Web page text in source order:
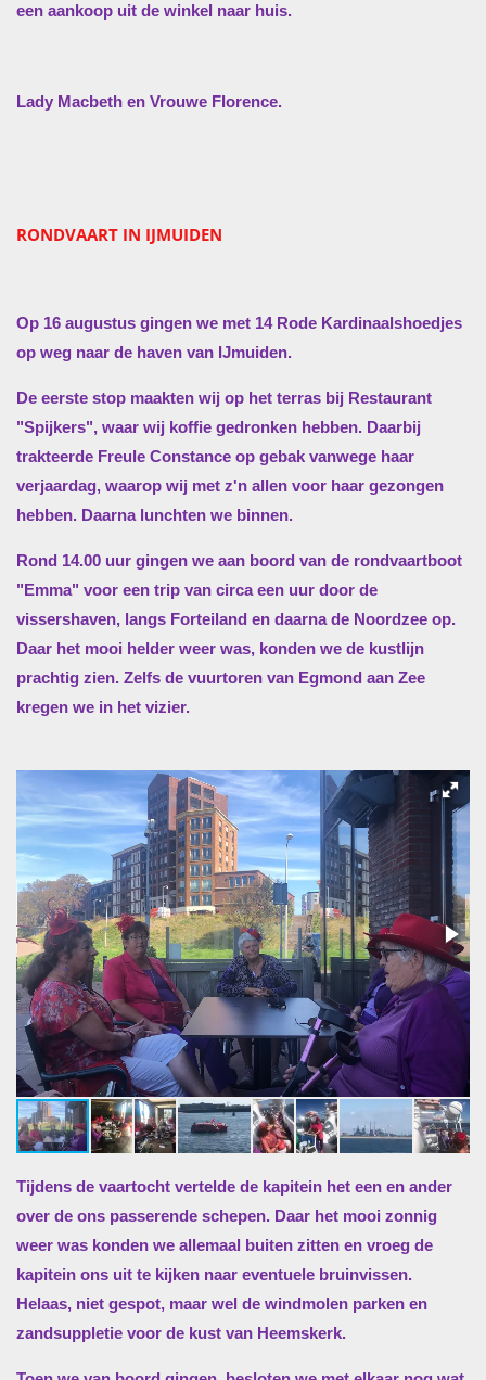
een aankoop uit de winkel naar huis.
Lady Macbeth en Vrouwe Florence.
RONDVAART IN IJMUIDEN
Op 16 augustus gingen we met 14 Rode Kardinaalshoedjes
op weg naar de haven van IJmuiden.
De eerste stop maakten wij op het terras bij Restaurant
"Spijkers", waar wij koffie gedronken hebben. Daarbij
trakteerde Freule Constance op gebak vanwege haar
verjaardag, waarop wij met z'n allen voor haar gezongen
hebben. Daarna lunchten we binnen.
Rond 14.00 uur gingen we aan boord van de rondvaartboot
"Emma" voor een trip van circa een uur door de
vissershaven, langs Forteiland en daarna de Noordzee op.
Daar het mooi helder weer was, konden we de kustlijn
prachtig zien. Zelfs de vuurtoren van Egmond aan Zee
kregen we in het vizier.
Tijdens de vaartocht vertelde de kapitein het een en ander
over de ons passerende schepen. Daar het mooi zonnig
weer was konden we allemaal buiten zitten en vroeg de
kapitein ons uit te kijken naar eventuele bruinvissen.
Helaas, niet gespot, maar wel de windmolen parken en
zandsuppletie voor de kust van Heemskerk.